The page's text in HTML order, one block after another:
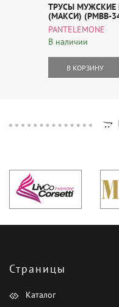
ТРУСЫ МУЖСКИЕ
(МАКСИ) (PMBB-
PANTELEMONE
В наличии
В КОРЗИНУ
Страницы
Каталог